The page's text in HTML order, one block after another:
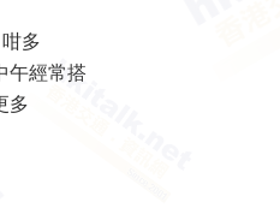
多
午經常搭
多